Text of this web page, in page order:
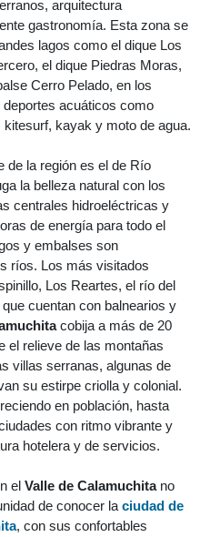
arquitectura
gastronomía. Esta zona se
lagos como el dique Los
el dique Piedras Moras,
Cerro Pelado, en los
acuáticos como
kayak y moto de agua.
de la región es el de Río
la belleza natural con los
centrales hidroeléctricas y
de energía para todo el
y embalses son
ríos. Los más visitados
Los Reartes, el río del
cuentan con balnearios y
cobija a más de 20
el relieve de las montañas
villas serranas, algunas de
su estirpe criolla y colonial.
en población, hasta
con ritmo vibrante y
hotelera y de servicios.
el Valle de Calamuchitano
de conocer la ciudad de
, con sus confortables